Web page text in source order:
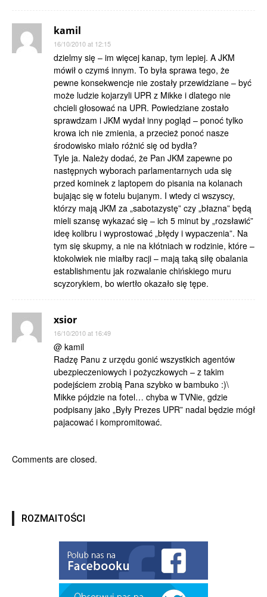
kamil
16/10/2010 at 12:15
dzielmy się – im więcej kanap, tym lepiej. A JKM
mówił o czymś innym. To była sprawa tego, że
pewne konsekwencje nie zostały przewidziane – być
może ludzie kojarzyli UPR z Mikke i dlatego nie
chcieli głosować na UPR. Powiedziane zostało
sprawdzam i JKM wydał inny pogląd – ponoć tylko
krowa ich nie zmienia, a przecież ponoć nasze
środowisko miało różnić się od bydła?
Tyle ja. Należy dodać, że Pan JKM zapewne po
następnych wyborach parlamentarnych uda się
przed kominek z laptopem do pisania na kolanach
bujając się w fotelu bujanym. I wtedy ci wszyscy,
którzy mają JKM za „sabotazystę” czy „błazna” będą
mieli szansę wykazać się – ich 5 minut by „rozsławić”
ideę kolibru i wyprostować „błędy i wypaczenia”. Na
tym się skupmy, a nie na kłótniach w rodzinie, które –
ktokolwiek nie miałby racji – mają taką siłę obalania
establishmentu jak rozwalanie chińskiego muru
scyzorykiem, bo wiertło okazało się tępe.
xsior
16/10/2010 at 16:49
@ kamil
Radzę Panu z urzędu gonić wszystkich agentów
ubezpieczeniowych i pożyczkowych – z takim
podejściem zrobią Pana szybko w bambuko :)\
Mikke pójdzie na fotel… chyba w TVNie, gdzie
podpisany jako „Były Prezes UPR” nadal będzie mógł
pajacować i kompromitować.
Comments are closed.
ROZMAITOŚCI